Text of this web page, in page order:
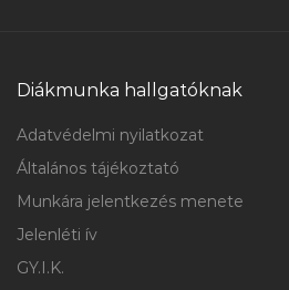
Diákmunka hallgatóknak
Adatvédelmi nyilatkozat
Általános tájékoztató
Munkára jelentkezés menete
Jelenléti ív
GY.I.K.